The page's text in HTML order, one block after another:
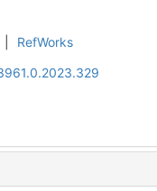
RefWorks